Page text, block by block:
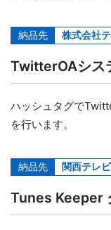
納品先 株式会社
TwitterOAシス
ハッシュタグで
を行います。
納品先 関西テレ
Tunes Keeper